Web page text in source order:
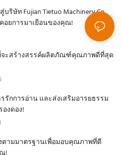
ริษัท Fujian Tietuo Machinery Co.,
คอยการมาเยือนของคุณ!
จะสร้างสรรค์ผลิตภัณฑ์คุณภาพดีที่สุด
กการอ่าน และส่งเสริมอารยธรรม
งดอง!
ตามมาตรฐานเพื่อมอบคุณภาพที่ดี